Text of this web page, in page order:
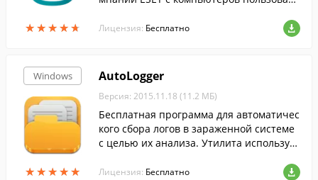
★★★★★
★★★★★ Лицензия: Бесплатно
Windows
★★★★★
★★★★★
AutoLogger
Версия: 2015.11.18 (11.2 МБ)
Бесплатная программа для автоматичес
кого сбора логов в зараженной системе
с целью их анализа. Утилита использует
ммы AVZ.
Лицензия: Бесплатно